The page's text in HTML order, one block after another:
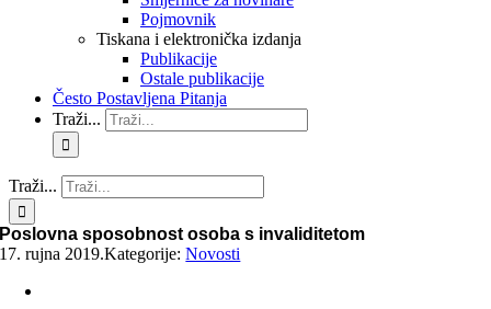
Pojmovnik
Tiskana i elektronička izdanja
Publikacije
Ostale publikacije
Često Postavljena Pitanja
Traži...
Traži...
Poslovna sposobnost osoba s invaliditetom
17. rujna 2019.Kategorije:Novosti